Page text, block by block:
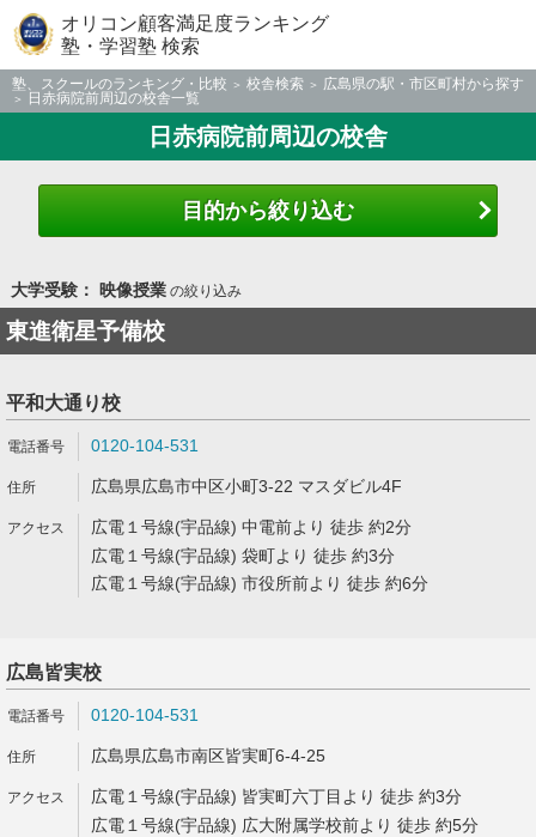
オリコン顧客満足度ランキング
塾・学習塾 検索
塾、スクールのランキング・比較 校舎検索
広島県の駅・市区町村から探す
日赤病院前周辺の校舎一覧
日赤病院前周辺の校舎
目的から絞り込む
大学受験： 映像授業の絞り込み
東進衛星予備校
平和大通り校
0120-104-531
広島県広島市中区小町3-22 マスダビル4F
広電１号線(宇品線) 中電前より 徒歩 約2分
広電１号線(宇品線) 袋町より 徒歩 約3分
広電１号線(宇品線) 市役所前より 徒歩 約6分
広島皆実校
0120-104-531
広島県広島市南区皆実町6-4-25
広電１号線(宇品線) 皆実町六丁目より 徒歩 約3分
広電１号線(宇品線) 広大附属学校前より 徒歩 約5分